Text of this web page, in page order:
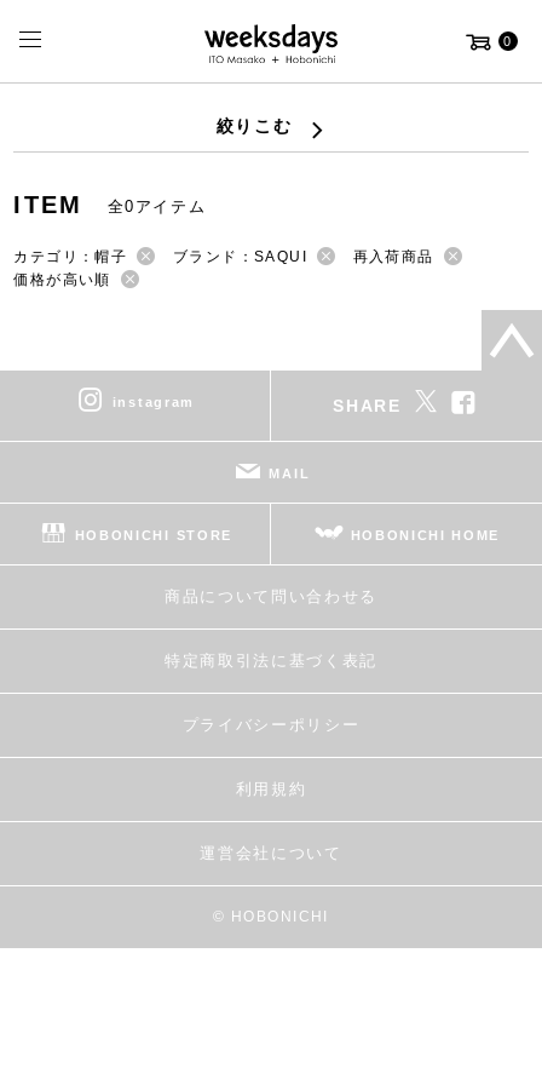
0
絞りこむ
ITEM 全0アイテム
カテゴリ：帽子 ブランド：SAQUI
再入荷商品
価格が高い順
instagram SHARE
MAIL
HOBONICHI STORE HOBONICHI HOME
商品について問い合わせる
特定商取引法に基づく表記
プライバシーポリシー
利用規約
運営会社について
© HOBONICHI